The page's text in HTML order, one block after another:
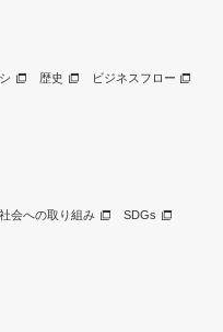
歴史 ビジネスフロー
社会への取り組み SDGs